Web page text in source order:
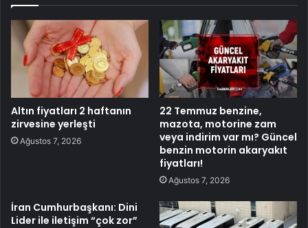
Altın fiyatları 2 haftanın
zirvesine yerleşti
Ağustos 7, 2026
22 Temmuz benzine,
mazota, motorine zam
veya indirim var mı? Güncel
benzin motorin akaryakıt
fiyatları!
Ağustos 7, 2026
İran Cumhurbaşkanı: Dini
Lider ile iletişim “çok zor”